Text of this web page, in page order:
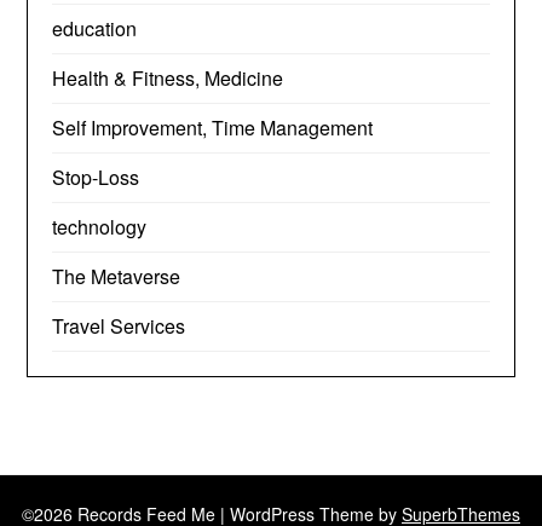
education
Health & Fitness, Medicine
Self Improvement, Time Management
Stop-Loss
technology
The Metaverse
Travel Services
©2026 Records Feed Me | WordPress Theme by SuperbThemes